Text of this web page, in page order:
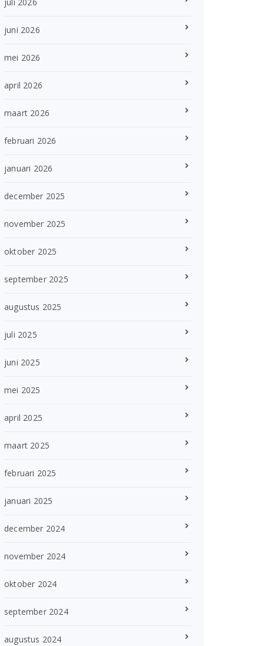
juni 2026
mei 2026
april 2026
maart 2026
februari 2026
januari 2026
december 2025
november 2025
oktober 2025
september 2025
augustus 2025
juli 2025
juni 2025
mei 2025
april 2025
maart 2025
februari 2025
januari 2025
december 2024
november 2024
oktober 2024
september 2024
augustus 2024